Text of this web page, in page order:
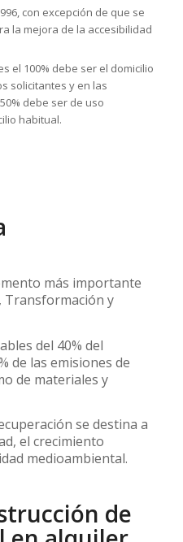
con excepción de que se
la mejora de la accesibilidad
el 100% debe ser el domicilio
solicitantes y en las
debe ser de uso
habitual.
más importante
Transformación y
del 40% del
de las emisiones de
de materiales y
se destina a
el crecimiento
medioambiental.
de